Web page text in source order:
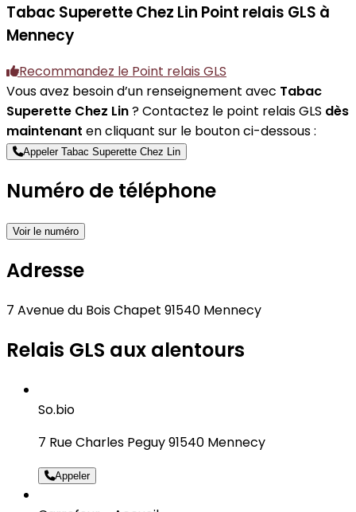
Tabac Superette Chez Lin Point relais GLS à
Mennecy
Recommandez le Point relais GLS
Vous avez besoin d’un renseignement avec Tabac
Superette Chez Lin? Contactez le point relais GLS dès
maintenant en cliquant sur le bouton ci-dessous :
Appeler Tabac Superette Chez Lin
Numéro de téléphone
Voir le numéro
Adresse
7 Avenue du Bois Chapet 91540 Mennecy
Relais GLS aux alentours
So.bio
7 Rue Charles Peguy 91540 Mennecy
Appeler